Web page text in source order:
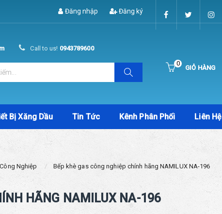
Đăng nhập Đăng ký
Call to us! 0943789600
GIỎ HÀNG
0
Bị Xăng Dầu Tin Tức Kênh Phân Phối Liên Hệ
Nghiệp Bếp khè gas công nghiệp chính hãng NAMILUX NA-196
HÃNG NAMILUX NA-196